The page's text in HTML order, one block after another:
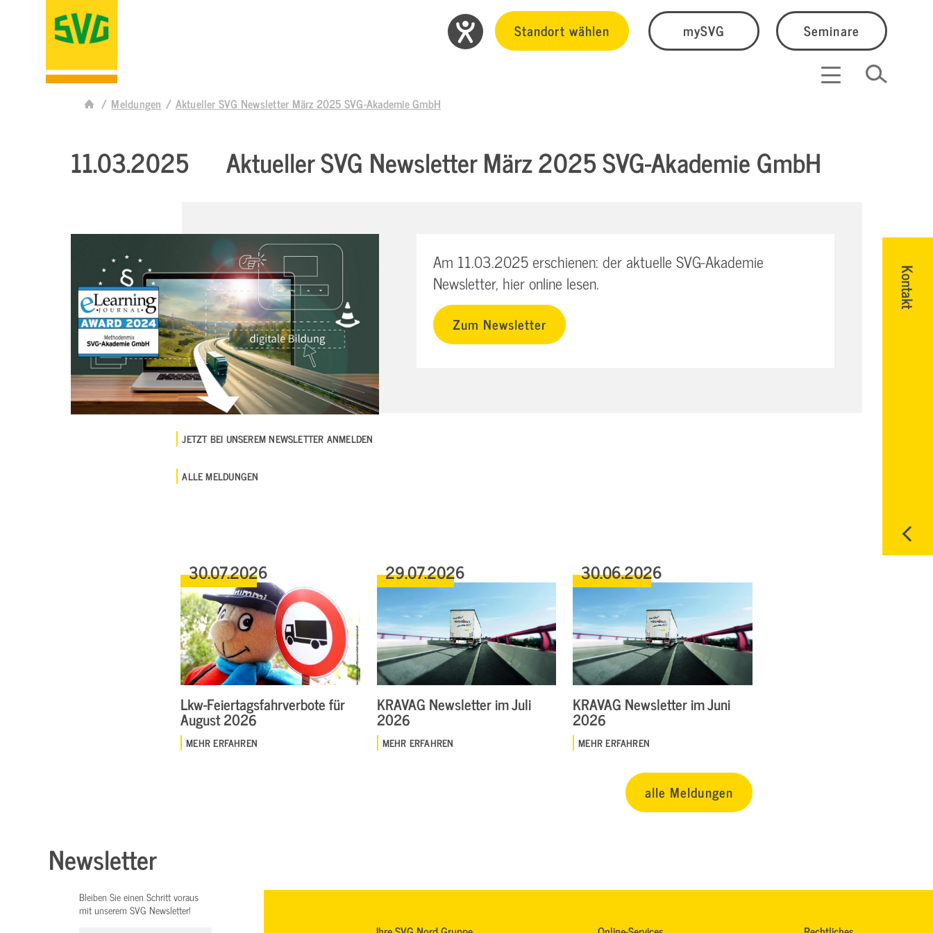
Standort wählen mySVG Seminare
Kontakt
Meldungen Aktueller SVG Newsletter März 2025 SVG-Akademie GmbH
11.03.2025 Aktueller SVG Newsletter März 2025 SVG-Akademie GmbH
JETZT BEI UNSEREM NEWSLETTER ANMELDEN
ALLE MELDUNGEN
Am 11.03.2025 erschienen: der aktuelle SVG-Akademie
Newsletter, hier online lesen.
Zum Newsletter
30.07.2026
Lkw-Feiertagsfahrverbote für
August 2026
MEHR ERFAHREN
29.07.2026
KRAVAG Newsletter im Juli
2026
MEHR ERFAHREN
30.06.2026
KRAVAG Newsletter im Juni
2026
MEHR ERFAHREN
alle Meldungen
Newsletter
Bleiben Sie einen Schritt voraus
mit unserem SVG Newsletter!